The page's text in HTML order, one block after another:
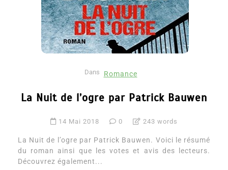
Dans Romance
La Nuit de l’ogre par Patrick Bauwen
14 Mai 2018 0 243 words
La Nuit de l’ogre par Patrick Bauwen. Voici le résumé
du roman ainsi que les votes et avis des lecteurs.
Découvrez également...